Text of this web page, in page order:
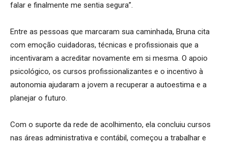
falar e finalmente me sentia segura”.
Entre as pessoas que marcaram sua caminhada, Bruna cita
com emoção cuidadoras, técnicas e profissionais que a
incentivaram a acreditar novamente em si mesma. O apoio
psicológico, os cursos profissionalizantes e o incentivo à
autonomia ajudaram a jovem a recuperar a autoestima e a
planejar o futuro.
Com o suporte da rede de acolhimento, ela concluiu cursos
nas áreas administrativa e contábil, começou a trabalhar e